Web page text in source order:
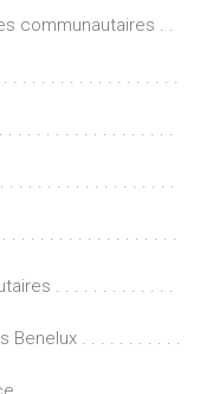
communautaires . .
. . . . . . . . . . . . . . . . .
. . . . . . . . . . . . . . . .
. . . . . . . . . . . . . . . .
. . . . . . . . . . . . . . . . .
. . . . . . . . . . . . .
. . . . . . . . . . .